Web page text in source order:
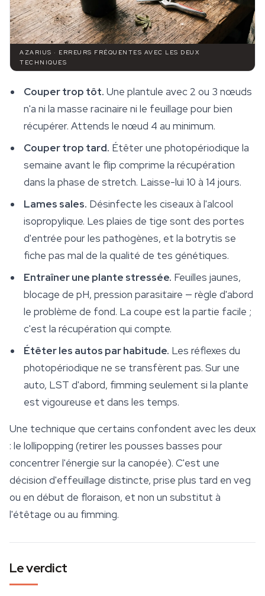
AZARIUS · ERREURS FRÉQUENTES AVEC LES DEUX
TECHNIQUES
Couper trop tôt. Une plantule avec 2 ou 3 nœuds
n'a ni la masse racinaire ni le feuillage pour bien
récupérer. Attends le nœud 4 au minimum.
Couper trop tard. Étêter une photopériodique la
semaine avant le flip comprime la récupération
dans la phase de stretch. Laisse-lui 10 à 14 jours.
Lames sales. Désinfecte les ciseaux à l'alcool
isopropylique. Les plaies de tige sont des portes
d'entrée pour les pathogènes, et la botrytis se
fiche pas mal de la qualité de tes génétiques.
Entraîner une plante stressée. Feuilles jaunes,
blocage de pH, pression parasitaire — règle d'abord
le problème de fond. La coupe est la partie facile ;
c'est la récupération qui compte.
Étêter les autos par habitude. Les réflexes du
photopériodique ne se transfèrent pas. Sur une
auto, LST d'abord, fimming seulement si la plante
est vigoureuse et dans les temps.
Une technique que certains confondent avec les deux
: le lollipopping (retirer les pousses basses pour
concentrer l'énergie sur la canopée). C'est une
décision d'effeuillage distincte, prise plus tard en veg
ou en début de floraison, et non un substitut à
l'étêtage ou au fimming.
Le verdict